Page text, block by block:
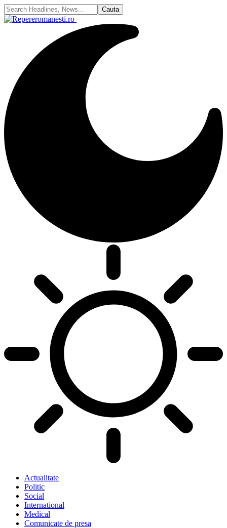
Actualitate
Politic
Social
International
Medical
Comunicate de presa